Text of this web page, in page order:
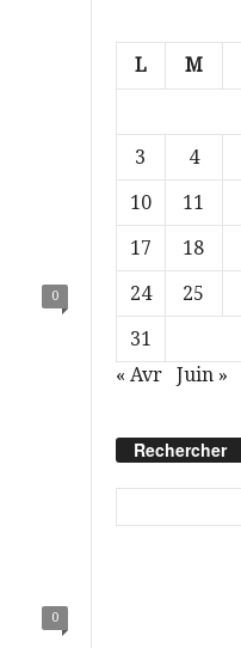
0
0
L M
3
4
10
11
17
18
24
25
31
« Avr
Juin »
Rechercher